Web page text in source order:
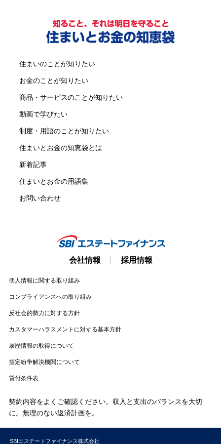
住まいのことが知りたい
お金のことが知りたい
商品・サービスのことが知りたい
動画で学びたい
制度・用語のことが知りたい
住まいとお金の知恵袋とは
新着記事
住まいとお金の用語集
お問い合わせ
会社情報 採用情報
個人情報に関する取り組み
コンプライアンスへの取り組み
反社会的勢力に対する方針
カスタマーハラスメントに対する基本方針
履歴情報の取得について
指定紛争解決機関について
貸付条件表
契約内容をよくご確認ください。収入と支出のバランスを大切
に。無理のない返済計画を。
SBIエステートファイナンス株式会社